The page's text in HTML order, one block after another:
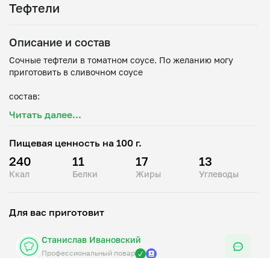
Тефтели
Описание и состав
Сочные тефтели в томатном соусе. По желанию могу
приготовить в сливочном соусе
состав:
Читать далее...
Пищевая ценность на 100 г.
240
Ккал
11
Белки
17
Жиры
13
Углеводы
Для вас приготовит
Станислав Ивановский
Профессиональный повар